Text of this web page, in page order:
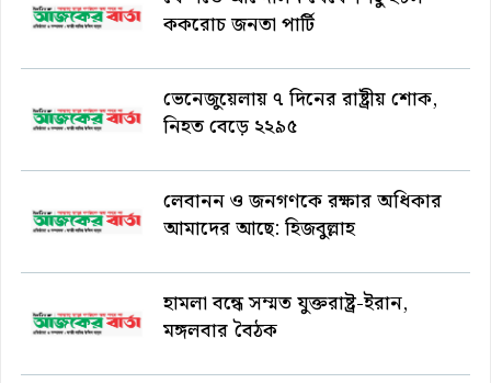
ককরোচ জনতা পার্টি
ভেনেজুয়েলায় ৭ দিনের রাষ্ট্রীয় শোক,
নিহত বেড়ে ২২৯৫
লেবানন ও জনগণকে রক্ষার অধিকার
আমাদের আছে: হিজবুল্লাহ
হামলা বন্ধে সম্মত যুক্তরাষ্ট্র-ইরান,
মঙ্গলবার বৈঠক